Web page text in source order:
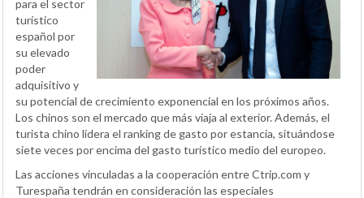
para el sector
turístico
español por
su elevado
poder
adquisitivo y
su potencial de crecimiento exponencial en los próximos años.
Los chinos son el mercado que más viaja al exterior. Además, el
turista chino lidera el ranking de gasto por estancia, situándose
siete veces por encima del gasto turístico medio del europeo.
Las acciones vinculadas a la cooperación entre Ctrip.com y
Turespaña tendrán en consideración las especiales